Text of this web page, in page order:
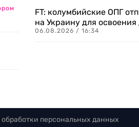
FT: колумбийские ОПГ
на Украину для освоения
06.08.2026 / 16:34
персональных данных